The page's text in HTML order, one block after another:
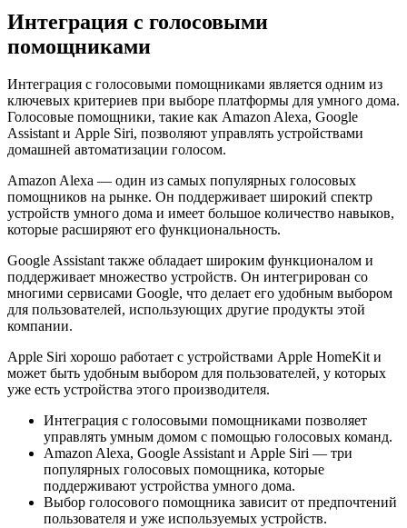
Интеграция с голосовыми
помощниками
Интеграция с голосовыми помощниками является одним из
ключевых критериев при выборе платформы для умного дома.
Голосовые помощники, такие как Amazon Alexa, Google
Assistant и Apple Siri, позволяют управлять устройствами
домашней автоматизации голосом.
Amazon Alexa — один из самых популярных голосовых
помощников на рынке. Он поддерживает широкий спектр
устройств умного дома и имеет большое количество навыков,
которые расширяют его функциональность.
Google Assistant также обладает широким функционалом и
поддерживает множество устройств. Он интегрирован со
многими сервисами Google, что делает его удобным выбором
для пользователей, использующих другие продукты этой
компании.
Apple Siri хорошо работает с устройствами Apple HomeKit и
может быть удобным выбором для пользователей, у которых
уже есть устройства этого производителя.
Интеграция с голосовыми помощниками позволяет
управлять умным домом с помощью голосовых команд.
Amazon Alexa, Google Assistant и Apple Siri — три
популярных голосовых помощника, которые
поддерживают устройства умного дома.
Выбор голосового помощника зависит от предпочтений
пользователя и уже используемых устройств.